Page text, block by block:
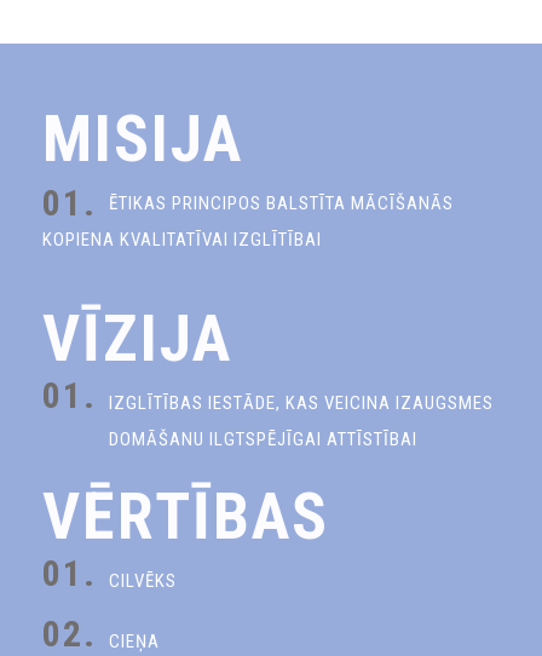
MISIJA
01.
ĒTIKAS PRINCIPOS BALSTĪTA MĀCĪŠANĀS
KOPIENA KVALITATĪVAI IZGLĪTĪBAI
VĪZIJA
01.
IZGLĪTĪBAS IESTĀDE, KAS VEICINA IZAUGSMES
DOMĀŠANU ILGTSPĒJĪGAI ATTĪSTĪBAI
VĒRTĪBAS
01. CILVĒKS
02. CIEŅA